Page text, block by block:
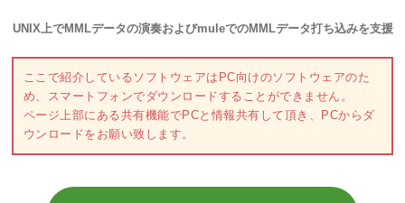
UNIX上でMMLデータの演奏およびmuleでのMMLデータ打ち込みを支援
ここで紹介しているソフトウェアはPC向けのソフトウェアのた
め、スマートフォンでダウンロードすることができません。
ページ上部にある共有機能でPCと情報共有して頂き、PCからダ
ウンロードをお願い致します。